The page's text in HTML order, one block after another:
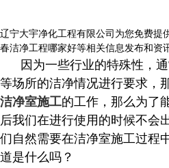
辽宁大宇净化工程有限公司为您免费提
春洁净工程哪家好等相关信息发布和资
因为一些行业的特殊性，通
等场所的洁净情况进行要求，
洁净室施工的工作，那么为了
后我们在进行使用的时候不会
们自然需要在洁净室施工过程
道是什么吗？